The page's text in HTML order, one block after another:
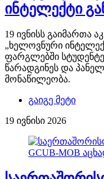
ინტელექტი
19 ივნისს გაიმართა
„ხელოვნური
ფარგლებში
წარადგინეს და
მონაწილეობა.
გაიგე მეტი
19 ივნისი 2026